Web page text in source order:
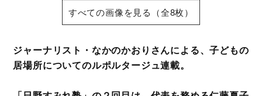
すべての画像を見る（全8枚）
ジャーナリスト・なかのかおりさんによる、子どもの
居場所についてのルポルタージュ連載。